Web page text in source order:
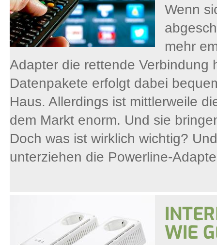
Wenn
mehr
Adapter die rettende Verbindung
Datenpakete erfolgt dabei
Haus. Allerdings ist mittlerweile
dem Markt enorm. Und sie
Doch was ist wirklich wichtig?
unterziehen die Powerline-
WIE